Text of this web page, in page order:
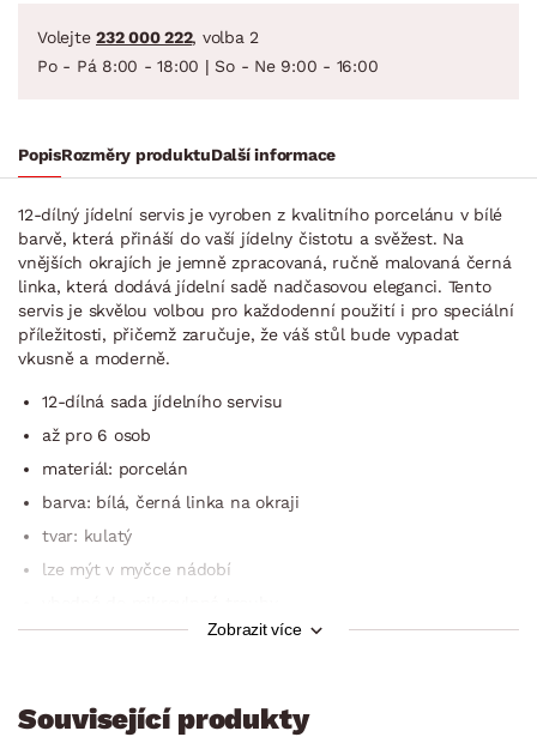
Volejte 232 000 222, volba 2
Po - Pá 8:00 - 18:00 | So - Ne 9:00 - 16:00
PopisRozměry produktuDalší informace
12-dílný jídelní servis je vyroben z kvalitního porcelánu v bílé
barvě, která přináší do vaší jídelny čistotu a svěžest. Na
vnějších okrajích je jemně zpracovaná, ručně malovaná černá
linka, která dodává jídelní sadě nadčasovou eleganci. Tento
servis je skvělou volbou pro každodenní použití i pro speciální
příležitosti, přičemž zaručuje, že váš stůl bude vypadat
vkusně a moderně.
12-dílná sada jídelního servisu
až pro 6 osob
materiál: porcelán
barva: bílá, černá linka na okraji
tvar: kulatý
lze mýt v myčce nádobí
kvalitní zpracování
styl: elegantní, moderní, klasický, nadčasový
Zobrazit více
Související produkty